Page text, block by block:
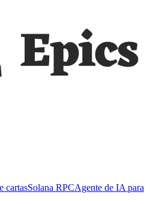
cartasSolana RPCAgente de IA para